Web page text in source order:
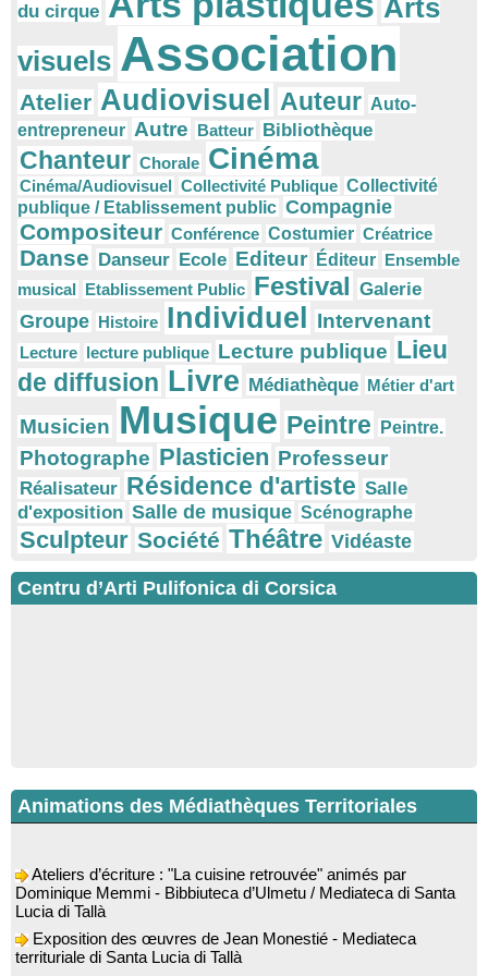
du cirque
Arts
visuels Association
Atelier Audiovisuel Auteur Auto-
entrepreneur Autre Batteur Bibliothèque
Chanteur Chorale Cinéma
Cinéma/Audiovisuel Collectivité Publique Collectivité
publique / Etablissement public Compagnie
Compositeur Conférence Costumier Créatrice
Danse Danseur Ecole Editeur Éditeur Ensemble
musical Etablissement Public Festival Galerie
Groupe Histoire Individuel Intervenant
Lecture lecture publique Lecture publique Lieu
de diffusion Livre Médiathèque Métier d'art
Musicien Musique Peintre Peintre.
Photographe Plasticien Professeur
Réalisateur Résidence d'artiste Salle
d'exposition Salle de musique Scénographe
Sculpteur Société Théâtre Vidéaste
Centru d’Arti Pulifonica di Corsica
Animations des Médiathèques Territoriales
Dominique Memmi - Bibbiuteca d’Ulmetu / Mediateca di Santa
Lucia di Tallà
territuriale di Santa Lucia di Tallà